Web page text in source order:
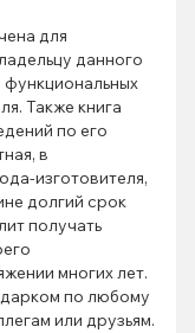
для
данного
функциональных
Также книга
по его
в
изготовителя,
долгий срок
получать
многих лет.
по любому
или друзьям.